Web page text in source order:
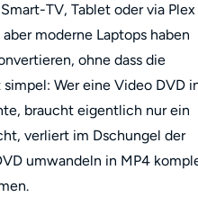
TV, Tablet oder via Plex
moderne Laptops haben
ohne dass die
Wer eine Video DVD
braucht eigentlich nur ein
verliert im Dschungel der
umwandeln in MP4